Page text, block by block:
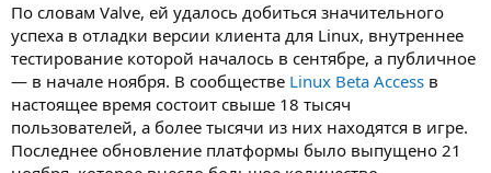
По словам Valve, ей удалось добиться значительного
успеха в отладки версии клиента для Linux, внутреннее
тестирование которой началось в сентябре, а публичное
— в начале ноября. В сообществе Linux Beta Access в
настоящее время состоит свыше 18 тысяч
пользователей, а более тысячи из них находятся в игре.
Последнее обновление платформы было выпущено 21